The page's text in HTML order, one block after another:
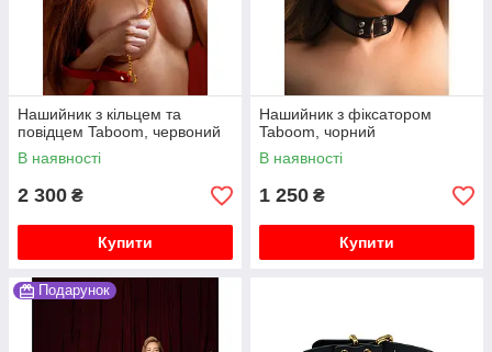
Нашийник з кільцем та
повідцем Taboom, червоний
В наявності
2 300 ₴
Купити
Нашийник з фіксатором
Taboom, чорний
В наявності
1 250 ₴
Купити
Подарунок